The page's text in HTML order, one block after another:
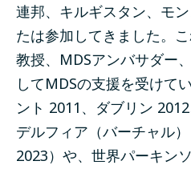
連邦、キルギスタン、モ
たは参加してきました。
教授、MDSアンバサダー
してMDSの支援を受けて
ント 2011、ダブリン
デルフィア（バーチャル
2023）や、世界パーキン